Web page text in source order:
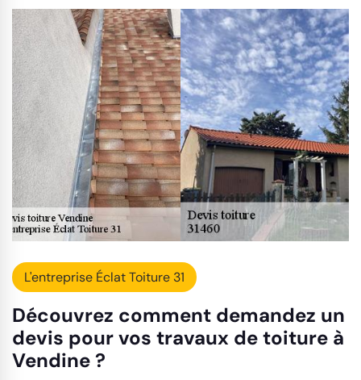
L'entreprise Éclat Toiture 31
Découvrez comment demandez un
devis pour vos travaux de toiture à
Vendine ?